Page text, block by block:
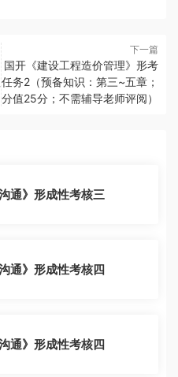
下一篇
国开《建设工程造价管理》形考
任务2（预备知识：第三~五章；
分值25分；不需辅导老师评阅）
通》形成性考核三
通》形成性考核四
通》形成性考核四